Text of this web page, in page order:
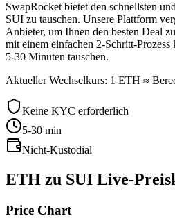
SwapRocket bietet den schnellsten
SUI zu tauschen. Unsere Plattform
Anbieter, um Ihnen den besten Deal
mit einem einfachen 2-Schritt-
5-30 Minuten tauschen.
Aktueller Wechselkurs: 1 ETH ≈
Keine KYC erforderlich
5-30 min
Nicht-Kustodial
ETH zu SUI Live-
Price Chart